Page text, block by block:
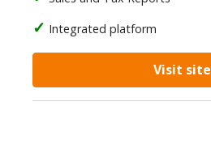
Integrated platform
Visit site